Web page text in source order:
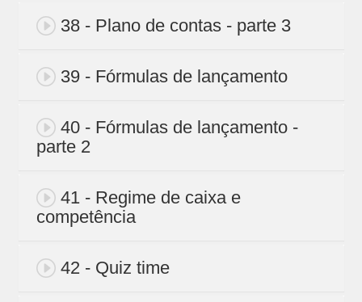
38 - Plano de contas - parte 3
39 - Fórmulas de lançamento
40 - Fórmulas de lançamento -
parte 2
41 - Regime de caixa e
competência
42 - Quiz time